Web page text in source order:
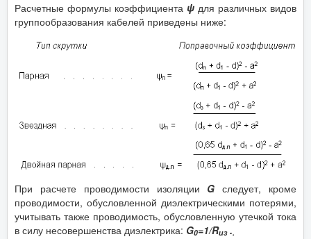
Расчетные формулы коэффициента ψ для различных видов
группообразования кабелей приведены ниже:
При расчете проводимости изоляции G следует, кроме
проводимости, обусловленной диэлектрическими потерями,
учитывать также проводимость, обусловленную утечкой тока
в силу несовершенства диэлектрика: G0=1/Rиз ..